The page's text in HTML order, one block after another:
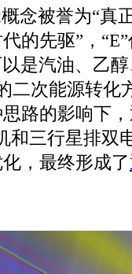
概念被誉为“
的先驱”，
是汽油、乙
二次能源转化
路的影响下
和三行星排双
，最终形成了